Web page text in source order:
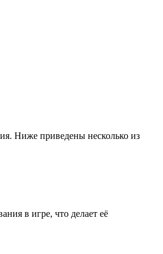
Ниже приведены несколько из
в игре, что делает её